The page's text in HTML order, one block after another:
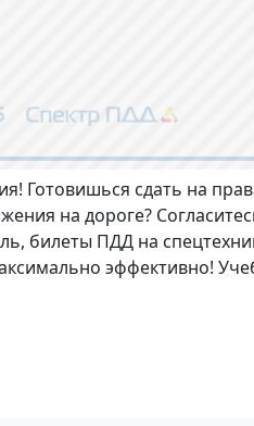
Готовишься сдать на
на дороге?
билеты ПДД на
эффективно!